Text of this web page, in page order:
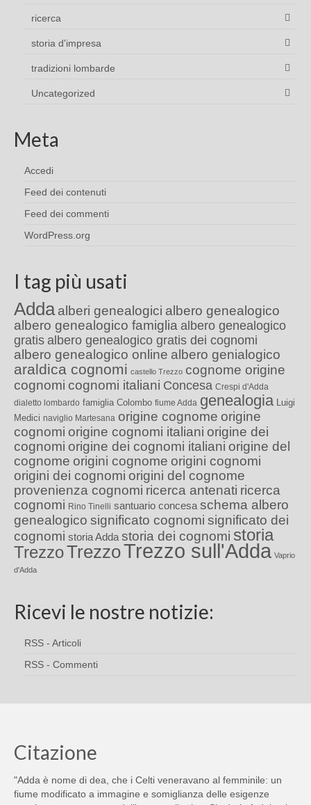
ricerca
storia d'impresa
tradizioni lombarde
Uncategorized
Meta
Accedi
Feed dei contenuti
Feed dei commenti
WordPress.org
I tag più usati
Adda alberi genealogici albero genealogico
albero genealogico famiglia albero genealogico
gratis albero genealogico gratis dei cognomi
albero genealogico online albero genialogico
araldica cognomi castello Trezzo cognome origine
cognomi cognomi italiani Concesa Crespi d'Adda
dialetto lombardo famiglia Colombo fiume Adda genealogia Luigi
Medici naviglio Martesana origine cognome origine
cognomi origine cognomi italiani origine dei
cognomi origine dei cognomi italiani origine del
cognome origini cognome origini cognomi
origini dei cognomi origini del cognome
provenienza cognomi ricerca antenati ricerca
cognomi Rino Tinelli santuario concesa schema albero
genealogico significato cognomi significato dei
cognomi storia Adda storia dei cognomi storia
TrezzoTrezzoTrezzo sull'Adda Vaprio
d'Adda
Ricevi le nostre notizie:
RSS - Articoli
RSS - Commenti
Citazione
"Adda è nome di dea, che i Celti veneravano al femminile: un
fiume modificato a immagine e somiglianza delle esigenze